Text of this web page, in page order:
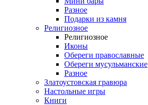
Разное
Подарки из камня
Религиозное
Религиозное
Иконы
Обереги православные
Обереги мусульманские
Разное
Златоустовская гравюра
Настольные игры
Книги